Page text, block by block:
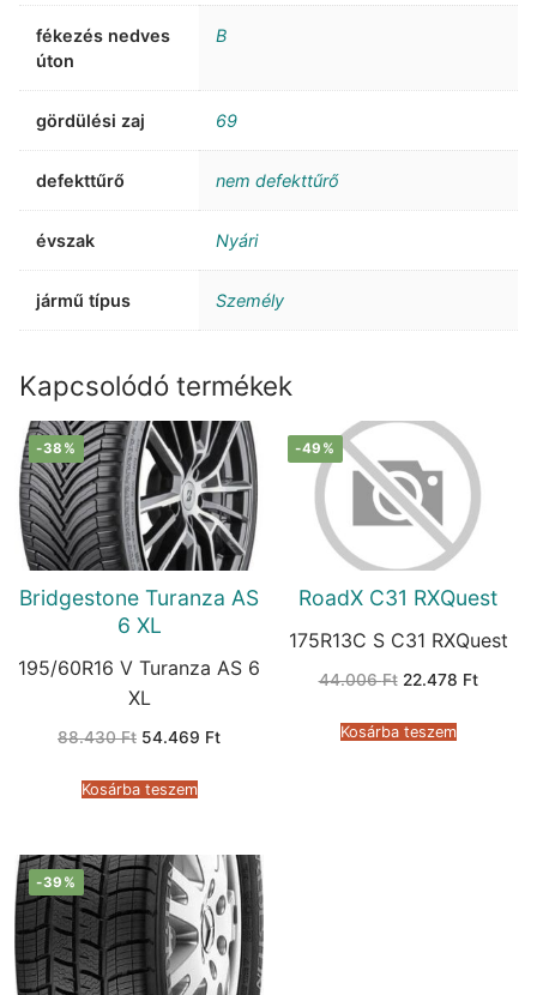
fékezés nedves
úton
B
gördülési zaj 69
defekttűrő nem defekttűrő
évszak Nyári
jármű típus Személy
Kapcsolódó termékek
-38%
Bridgestone Turanza AS
6 XL
195/60R16 V Turanza AS 6
XL
88.430Ft Original
88.430 Ft.
54.469 FtCurrent
Kosárba teszem
-49%
RoadX C31 RXQuest
175R13C S C31 RXQuest
44.006Ft Original
44.006 Ft.
22.478 FtCurrent
Kosárba teszem
-39%